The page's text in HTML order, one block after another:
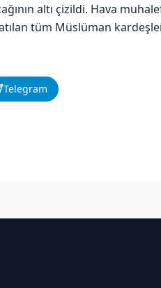
altı çizildi. Hava
tüm Müslüman
Telegram